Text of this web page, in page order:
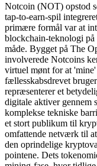
Notcoin (NOT) opstod
tap-to-earn-spil
primære formål var at
blockchain-teknologi på
måde. Bygget på The
involverede Notcoins
virtuel mønt for at
fællesskabsdrevet
repræsenterer et
digitale aktiver gennem
komplekse tekniske
et stort publikum til
omfattende netværk til
den oprindelige
pointene. Dets